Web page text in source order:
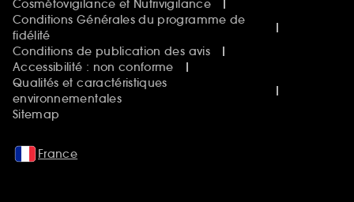
Cosmétovigilance et Nutrivigilance
Conditions Générales du programme de
fidélité
Conditions de publication des avis
Accessibilité : non conforme
Qualités et caractéristiques
environnementales
Sitemap
France